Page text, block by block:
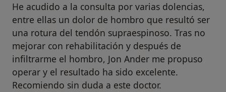
He acudido a la consulta por varias dolencias,
entre ellas un dolor de hombro que resultó ser
una rotura del tendón supraespinoso. Tras no
mejorar con rehabilitación y después de
infiltrarme el hombro, Jon Ander me propuso
operar y el resultado ha sido excelente.
Recomiendo sin duda a este doctor.